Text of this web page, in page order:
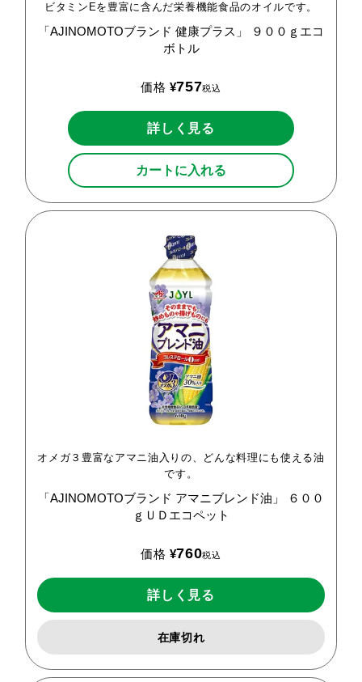
ビタミンEを豊富に含んだ栄養機能食品のオイルです。
「AJINOMOTOブランド 健康プラス」
９００ｇエコ
ボトル
価格 ¥757税込
詳しく見る
カートに入れる
オメガ３豊富なアマニ油入りの、どんな料理にも使える油
です。
「AJINOMOTOブランド アマニブレンド油」
６００
ｇＵＤエコペット
価格 ¥760税込
詳しく見る
在庫切れ